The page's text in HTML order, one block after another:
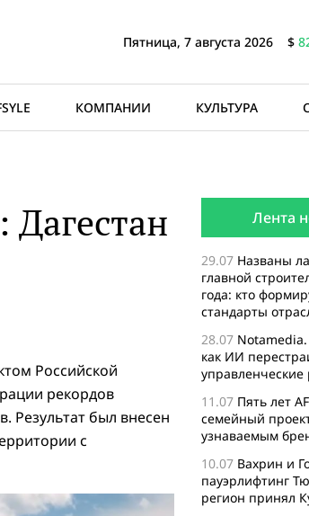
Пятница, 7 августа 2026 $
КОМПАНИИ КУЛЬТУРА
Российской
рекордов
Результат был внесен
с
Лента
29.07 Названы
главной
года: кто
стандарты
28.07
как ИИ
управленческие
11.07 Пять лет
семейный
узнаваемым
10.07 Вахрин и
пауэрлифтинг
регион принял